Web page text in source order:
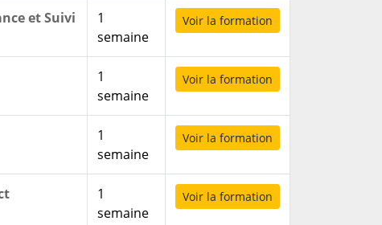
et Suivi
1
semaine
Voir la formation
1
semaine
Voir la formation
1
semaine
Voir la formation
1
semaine
Voir la formation